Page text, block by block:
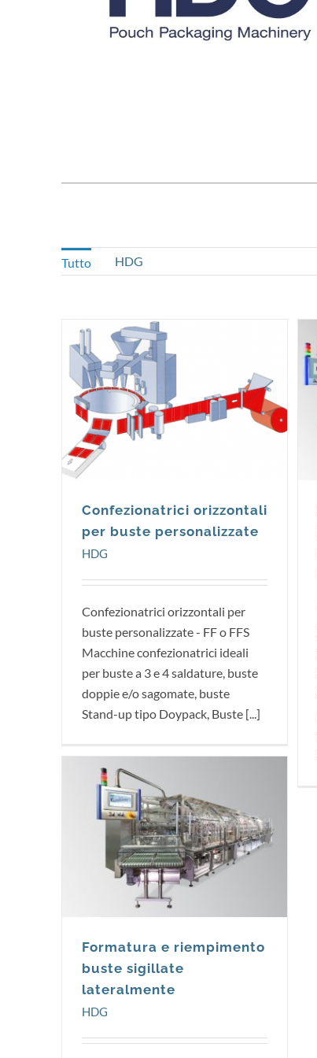
Tutto HDG
HDG
Confezionatrici orizzontali
per buste personalizzate
HDG
Confezionatrici orizzontali per
buste personalizzate - FF o FFS
Macchine confezionatrici ideali
per buste a 3 e 4 saldature, buste
doppie e/o sagomate, buste
Stand-up tipo Doypack, Buste [...]
HDG
Formatura e riempimento
buste sigillate
lateralmente
HDG